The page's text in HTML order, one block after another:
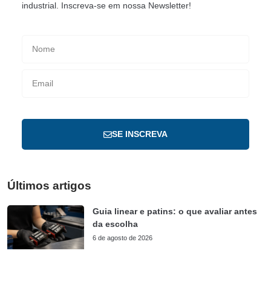
industrial. Inscreva-se em nossa Newsletter!
SE INSCREVA
Últimos artigos
Guia linear e patins: o que avaliar antes
da escolha
6 de agosto de 2026